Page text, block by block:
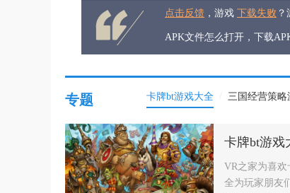
点击反馈 ，游戏 下载失败
APK文件怎么打开，下载
专题 卡牌bt游戏大全 三国经营策
卡牌bt游戏
VR之家为喜
全为玩家朋友